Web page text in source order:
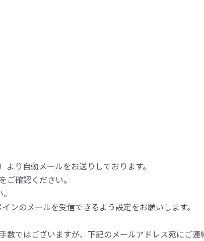
り自動メールをお送りしております。
確認ください。
ンのメールを受信できるよう設定をお願いします。
数ではございますが、下記のメールアドレス宛にご連